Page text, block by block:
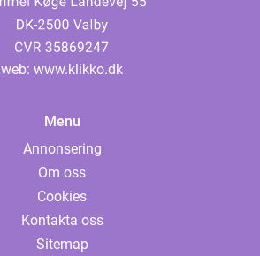
web: www.klikko.dk
Menu
Annonsering
Om oss
Cookies
Kontakta oss
Sitemap